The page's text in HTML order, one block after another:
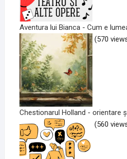
Aventura lui Bianca - Cum e
(570
Chestionarul Holland - orientare
(560